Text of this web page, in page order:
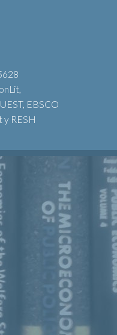
EBSCO
y RESH